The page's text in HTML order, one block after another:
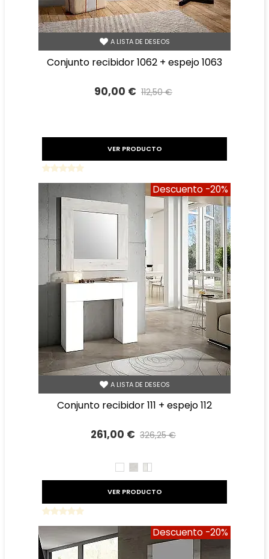
A LISTA DE DESEOS
conjunto recibidor 1062 + espejo 1063
90,00 € 112,50 €
VER PRODUCTO
Descuento -20%
A LISTA DE DESEOS
conjunto recibidor 111 + espejo 112
261,00 € 326,25 €
BLANCO
TIBETTIBET
VER PRODUCTO
Descuento -20%